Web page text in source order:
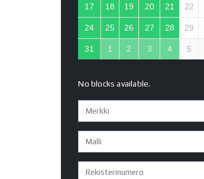
17 18 19 20 21 22
24 25 26 27 28 29
31 1 2 3 4 5
No blocks available.